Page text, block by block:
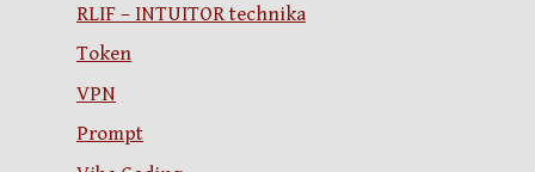
RLIF – INTUITOR technika
Token
VPN
Prompt